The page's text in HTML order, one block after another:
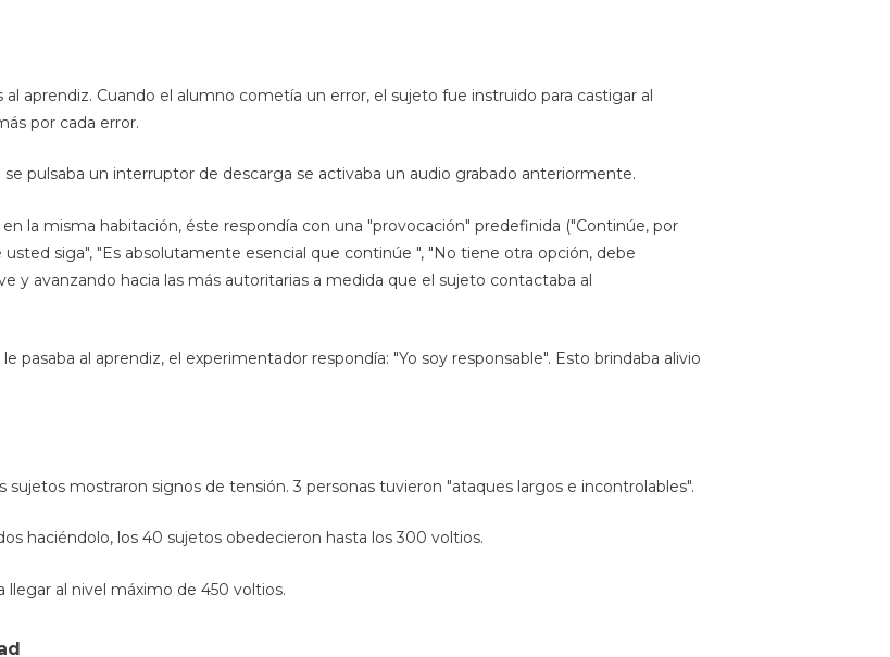
aprendiz. Cuando el alumno cometía un error, el sujeto fue instruido para castigar al
por cada error.
pulsaba un interruptor de descarga se activaba un audio grabado anteriormente.
la misma habitación, éste respondía con una "provocación" predefinida ("Continúe, por
siga", "Es absolutamente esencial que continúe ", "No tiene otra opción, debe
y avanzando hacia las más autoritarias a medida que el sujeto contactaba al
pasaba al aprendiz, el experimentador respondía: "Yo soy responsable". Esto brindaba alivio
mostraron signos de tensión. 3 personas tuvieron "ataques largos e incontrolables".
haciéndolo, los 40 sujetos obedecieron hasta los 300 voltios.
llegar al nivel máximo de 450 voltios.